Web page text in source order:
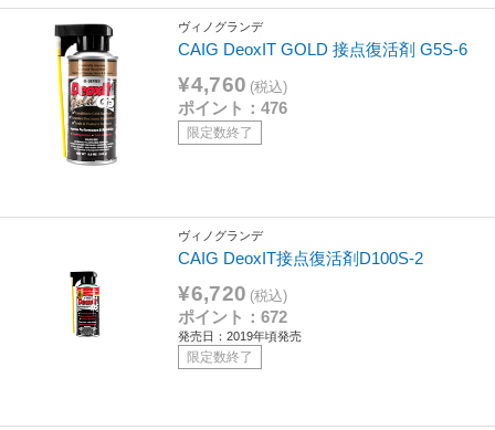
ヴィノグランデ
CAIG DeoxIT GOLD 接点復活剤 G5S-6
¥4,760 (税込)
ポイント：476
限定数終了
ヴィノグランデ
CAIG DeoxIT接点復活剤D100S-2
¥6,720 (税込)
ポイント：672
発売日：2019年頃発売
限定数終了